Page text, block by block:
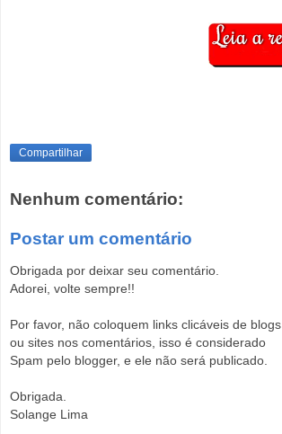
Compartilhar
Nenhum comentário:
Postar um comentário
Obrigada por deixar seu comentário.
Adorei, volte sempre!!
Por favor, não coloquem links clicáveis de blogs
ou sites nos comentários, isso é considerado
Spam pelo blogger, e ele não será publicado.
Obrigada.
Solange Lima